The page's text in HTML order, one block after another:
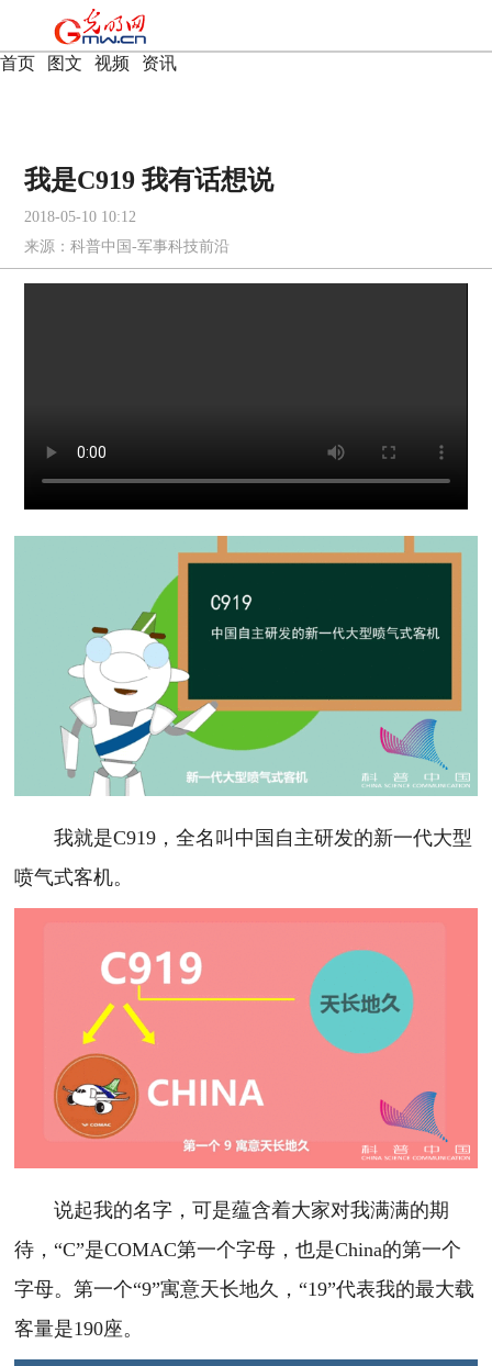
首页 图文 视频 资讯
我是C919 我有话想说
2018-05-10 10:12
来源：科普中国-军事科技前沿
我就是C919，全名叫中国自主研发的新一代大型
喷气式客机。
说起我的名字，可是蕴含着大家对我满满的期
待，“C”是COMAC第一个字母，也是China的第一个
字母。第一个“9”寓意天长地久，“19”代表我的最大载
客量是190座。